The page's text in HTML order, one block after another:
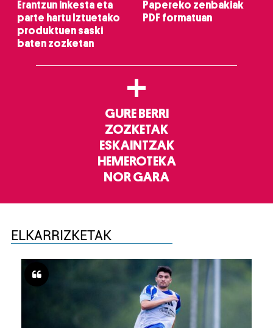
Erantzun inkesta eta
parte hartu Iztuetako
produktuen saski
baten zozketan
Papereko zenbakiak
PDF formatuan
+
GURE BERRI
ZOZKETAK
ESKAINTZAK
HEMEROTEKA
NOR GARA
ELKARRIZKETAK